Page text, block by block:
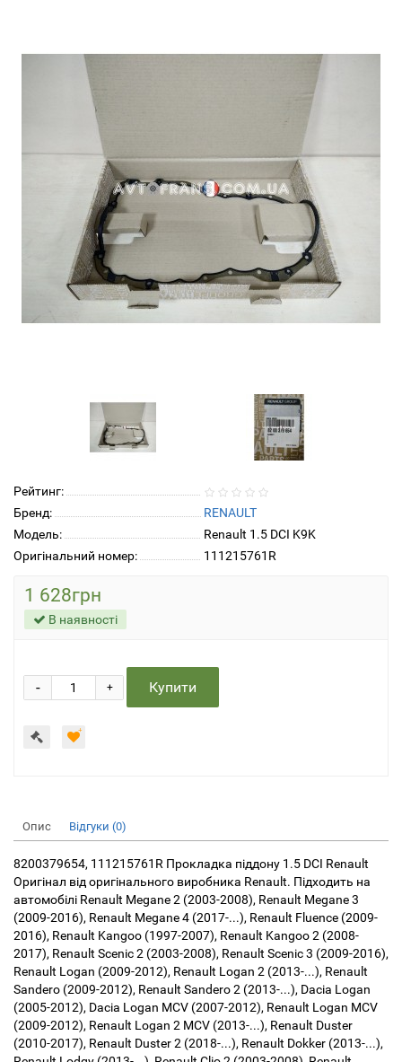
Рейтинг:
Бренд:
RENAULT
Модель:
Renault 1.5 DCI K9K
Оригінальний номер:
111215761R
1 628грн
В наявності
+
- Купити
Опис Відгуки (0)
8200379654, 111215761R Прокладка піддону 1.5 DCI Renault
Оригінал від оригінального виробника Renault. Підходить на
автомобілі Renault Megane 2 (2003-2008), Renault Megane 3
(2009-2016), Renault Megane 4 (2017-...), Renault Fluence (2009-
2016), Renault Kangoo (1997-2007), Renault Kangoo 2 (2008-
2017), Renault Scenic 2 (2003-2008), Renault Scenic 3 (2009-2016),
Renault Logan (2009-2012), Renault Logan 2 (2013-...), Renault
Sandero (2009-2012), Renault Sandero 2 (2013-...), Dacia Logan
(2005-2012), Dacia Logan MCV (2007-2012), Renault Logan MCV
(2009-2012), Renault Logan 2 MCV (2013-...), Renault Duster
(2010-2017), Renault Duster 2 (2018-...), Renault Dokker (2013-...),